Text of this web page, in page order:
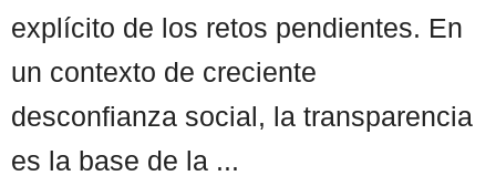
explícito de los retos pendientes. En
un contexto de creciente
desconfianza social, la transparencia
es la base de la ...